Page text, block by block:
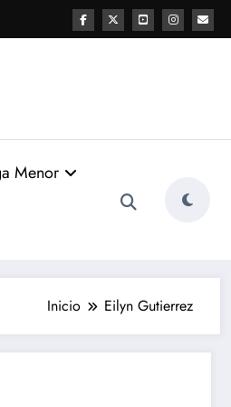
Menor
Inicio Eilyn Gutierrez